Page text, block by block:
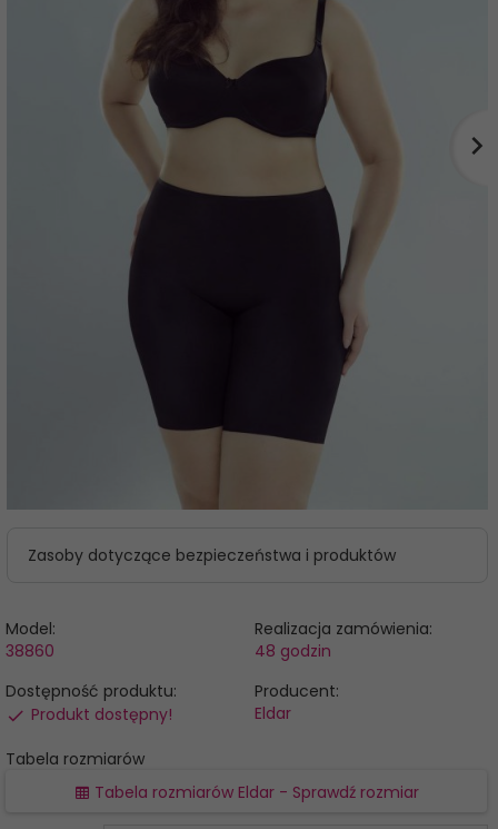
Zasoby dotyczące bezpieczeństwa i produktów
Model:
38860
Realizacja zamówienia:
48 godzin
Dostępność produktu:
Produkt dostępny!
Producent:
Eldar
Tabela rozmiarów
Tabela rozmiarów Eldar - Sprawdź rozmiar